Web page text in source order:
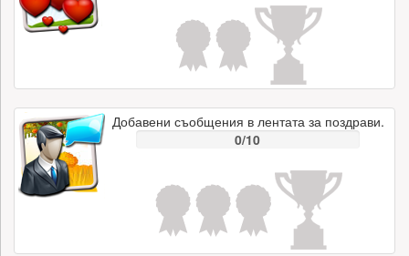
Добавени съобщения в лентата за поздрави.
0/10